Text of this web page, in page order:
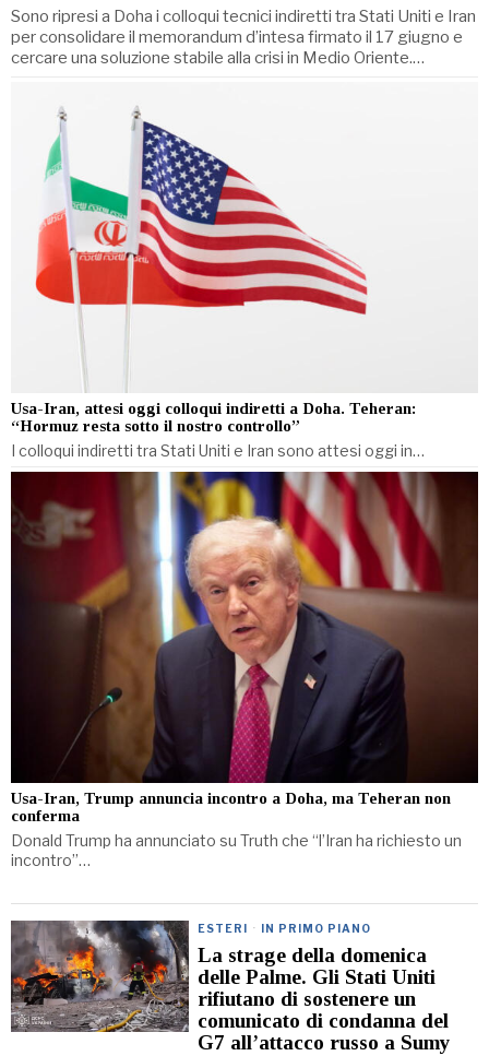
Sono ripresi a Doha i colloqui tecnici indiretti tra Stati Uniti e Iran
per consolidare il memorandum d’intesa firmato il 17 giugno e
cercare una soluzione stabile alla crisi in Medio Oriente.…
Usa-Iran, attesi oggi colloqui indiretti a Doha. Teheran:
“Hormuz resta sotto il nostro controllo”
I colloqui indiretti tra Stati Uniti e Iran sono attesi oggi in…
Usa-Iran, Trump annuncia incontro a Doha, ma Teheran non
conferma
Donald Trump ha annunciato su Truth che “l’Iran ha richiesto un
incontro”…
ESTERI · IN PRIMO PIANO
La strage della domenica
delle Palme. Gli Stati Uniti
rifiutano di sostenere un
comunicato di condanna del
G7 all’attacco russo a Sumy